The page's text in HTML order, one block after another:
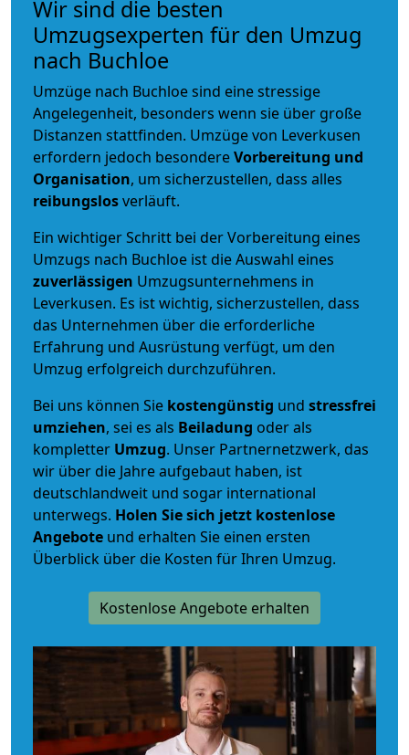
Wir sind die besten
Umzugsexperten für den Umzug
nach Buchloe
Umzüge nach Buchloe sind eine stressige
Angelegenheit, besonders wenn sie über große
Distanzen stattfinden. Umzüge von Leverkusen
erfordern jedoch besondereVorbereitung und
Organisation, um sicherzustellen, dass alles
reibungslosverläuft.
Ein wichtiger Schritt bei der Vorbereitung eines
Umzugs nach Buchloe ist die Auswahl eines
zuverlässigen Umzugsunternehmens in
Leverkusen. Es ist wichtig, sicherzustellen, dass
das Unternehmen über die erforderliche
Erfahrung und Ausrüstung verfügt, um den
Umzug erfolgreich durchzuführen.
Bei uns können Sie kostengünstig und stressfrei
umziehen, sei es als Beiladung oder als
kompletter Umzug. Unser Partnernetzwerk, das
wir über die Jahre aufgebaut haben, ist
deutschlandweit und sogar international
unterwegs. Holen Sie sich jetzt kostenlose
Angebote und erhalten Sie einen ersten
Überblick über die Kosten für Ihren Umzug.
Kostenlose Angebote erhalten